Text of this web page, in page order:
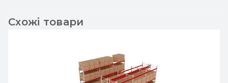
Схожі товари